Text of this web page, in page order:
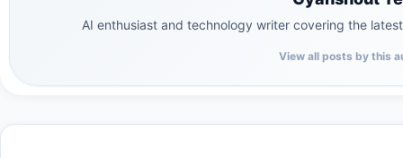
AI enthusiast and technology writer covering the
View all posts by this